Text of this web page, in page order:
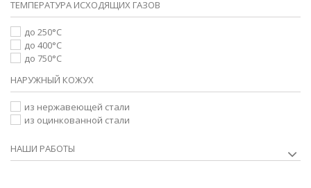
ТЕМПЕРАТУРА ИСХОДЯЩИХ ГАЗОВ
до 250°С
до 400°С
до 750°С
НАРУЖНЫЙ КОЖУХ
из нержавеющей стали
из оцинкованной стали
НАШИ РАБОТЫ